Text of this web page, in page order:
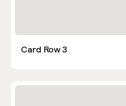
Card Row 3